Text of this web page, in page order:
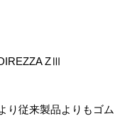
ZⅢ
り従来製品よりもゴム